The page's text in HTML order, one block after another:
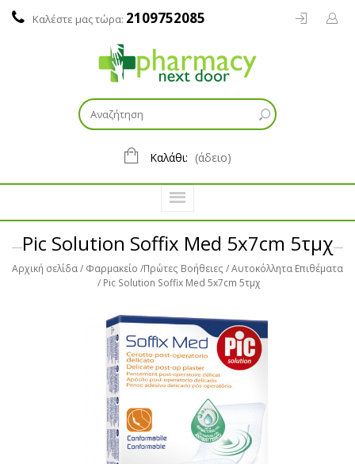
Καλέστε μας τώρα: 2109752085
Καλάθι: (άδειο)
Pic Solution Soffix Med 5x7cm 5τμχ
Αρχική σελίδα Φαρμακείο Πρώτες Βοήθειες
Αυτοκόλλητα Επιθέματα
Pic Solution Soffix Med 5x7cm 5τμχ